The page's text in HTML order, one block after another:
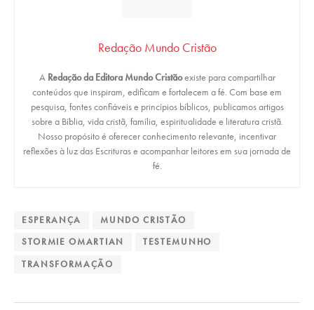
Redação Mundo Cristão
A Redação da Editora Mundo Cristãoexiste para compartilhar
conteúdos que inspiram, edificam e fortalecem a fé. Com base em
pesquisa, fontes confiáveis e princípios bíblicos, publicamos artigos
sobre a Bíblia, vida cristã, família, espiritualidade e literatura cristã.
Nosso propósito é oferecer conhecimento relevante, incentivar
reflexões à luz das Escrituras e acompanhar leitores em sua jornada de
fé.
ESPERANÇA
MUNDO CRISTÃO
STORMIE OMARTIAN
TESTEMUNHO
TRANSFORMAÇÃO